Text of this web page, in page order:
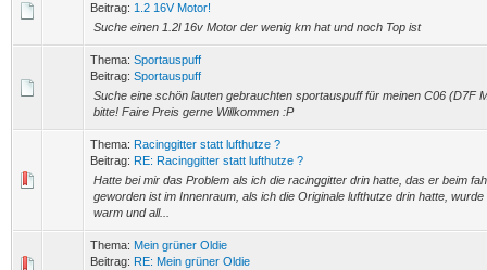
Beitrag: 1.2 16V Motor!
Suche einen 1.2l 16v Motor der wenig km hat und noch Top ist
Thema: Sportauspuff
Beitrag: Sportauspuff
Suche eine schön lauten gebrauchten sportauspuff für meinen C06 (D7F
bitte! Faire Preis gerne Willkommen :P
Thema: Racinggitter statt lufthutze ?
Beitrag: RE: Racinggitter statt lufthutze ?
Hatte bei mir das Problem als ich die racinggitter drin hatte, das er beim
geworden ist im Innenraum, als ich die Originale lufthutze drin hatte,
warm und all...
Thema: Mein grüner Oldie
Beitrag: RE: Mein grüner Oldie